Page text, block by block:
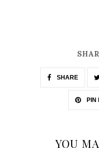
SHARE
PIN
YOU